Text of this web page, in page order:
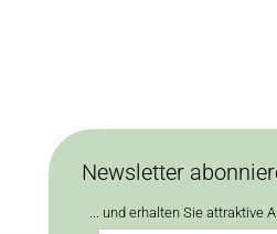
Newsletter
... und erhalten Sie attraktive